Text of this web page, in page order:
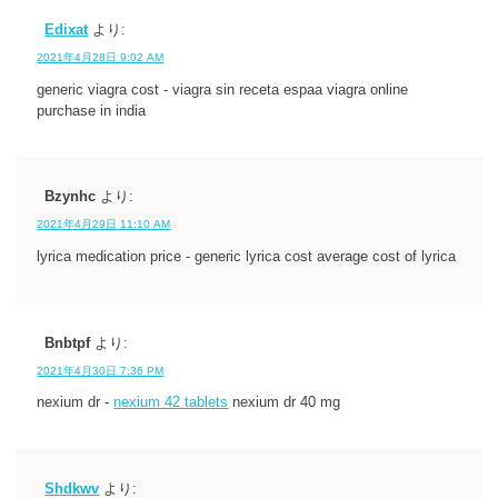
Edixat より:
2021年4月28日 9:02 AM
generic viagra cost - viagra sin receta espaa viagra online
purchase in india
Bzynhc より:
2021年4月29日 11:10 AM
lyrica medication price - generic lyrica cost average cost of lyrica
Bnbtpf より:
2021年4月30日 7:36 PM
nexium dr -nexium 42 tablets nexium dr 40 mg
Shdkwv より: